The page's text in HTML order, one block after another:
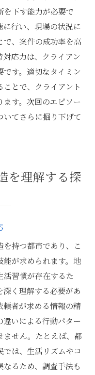
を下す能力が必要で
行い、現場の状況に
で、案件の成功率を高
応力は、クライアン
です。適切なタイミン
とで、クライアント
す。次回のエピソー
いてさらに掘り下げて
を理解する探
持つ都市であり、こ
能が求められます。地
活習慣が存在するた
く理解する必要があ
頼者が求める情報の精
いによる行動パター
ません。たとえば、都
は、生活リズムやコ
るため、調査手法も